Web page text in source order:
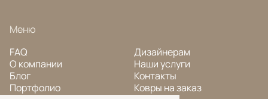
Меню
FAQ
О компании
Блог
Портфолио
Дизайнерам
Наши услуги
Контакты
Ковры на заказ